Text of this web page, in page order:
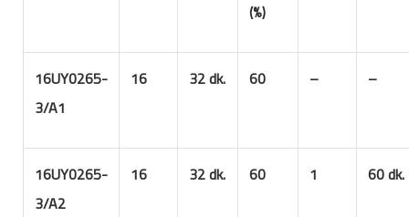
(%)
16UY0265-
3/A1
16 32 dk. 60 – –
16UY0265-
3/A2
16 32 dk. 60 1 60 dk.